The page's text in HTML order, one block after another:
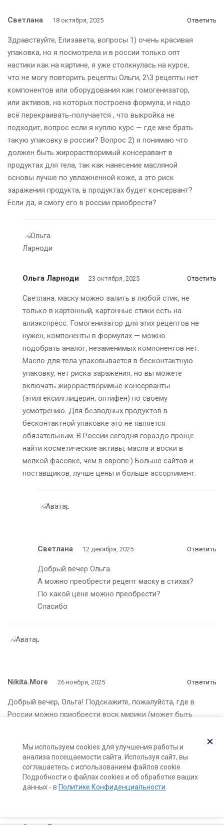
Светлана 18 октября, 2025 Ответить
Здравствуйте, Елизавета, вопросы 1) очень красивая
упаковка, но я посмотрела и в россии только опт
настики как на картине, я уже столкнулась на курсе,
что не могу повторить рецепты Ольги, 2\3 рецепты нет
компонентов или оборудования как гомогенизатор,
или активов, на которых построена формула, и надо
всё перекраивать-получается , что выкройка не
подходит, вопрос если я куплю курс — где мне брать
такую упаковку в россии? Вопрос 2) я понимаю что
должен быть жирорастворимый консеравант в
продуктах для тела, так как нанесение масляной
основы лучше по увлажненной коже, а это риск
заражения продукта, в продуктах будет консервант?
Если да, я смогу его в россии приобрести?
Ольга Ларноди 23 октября, 2025 Ответить
Светлана, маску можно залить в любой стик, не
только в картонный, картонные стики есть на
алиэкспресс. Гомогенизатор для этих рецептов не
нужен, компоненты в формулах — можно
подобрать аналог, незаменимых компонентов нет.
Масло для тела упаковывается в бесконтактную
упаковку, нет риска заражения, но вы можете
включать жирорастворимые консерванты
(этилгексилглицерин, оптифен) по своему
усмотрению. Для безводных продуктов в
бесконтактной упаковке это не является
обязательным. В России сегодня гораздо проще
найти косметические активы, масла и воски в
мелкой фасовке, чем в европе:) Больше сайтов и
поставщиков, лучше цены и больше ассортимент.
Светлана 12 декабря, 2025 Ответить
Добрый вечер Ольга.
А можно преобрести рецепт маску в стихах?
По какой цене можно преобрести?
Спасибо
Nikita.more 26 ноября, 2025 Ответить
Добрый вечер, Ольга! Подскажите, пожалуйста, где в
России можно приобрести воск мирики (может быть
воска мирики?
✕
Мы используем cookies для улучшения работы и
анализа посещаемости сайта. Используя сайт, вы
соглашаетесь с использованием файлов cookie.
Подробности о файлах cookies и об обработке ваших
данных - в Политике Конфиденциальности